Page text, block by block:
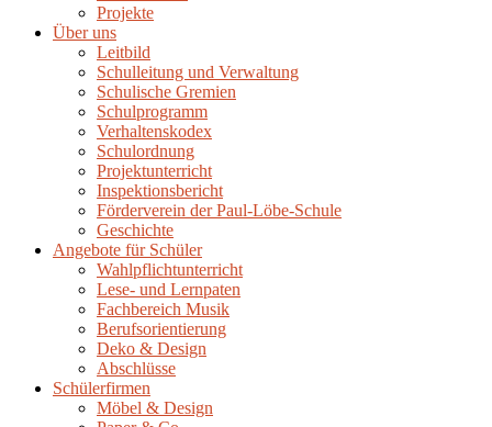
Projekte
Über uns
Leitbild
Schulleitung und Verwaltung
Schulische Gremien
Schulprogramm
Verhaltenskodex
Schulordnung
Projektunterricht
Inspektionsbericht
Förderverein der Paul-Löbe-Schule
Geschichte
Angebote für Schüler
Wahlpflichtunterricht
Lese- und Lernpaten
Fachbereich Musik
Berufsorientierung
Deko & Design
Abschlüsse
Schülerfirmen
Möbel & Design